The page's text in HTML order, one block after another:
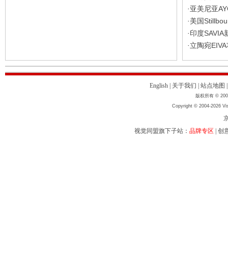
· 亚美尼亚
· 美国
· 印度SAVIA
· 立陶宛
English 关于我们 站点地图
版权所有 ©
Copyright © 2004-2026
视觉同盟旗下子站： 品牌专区 创